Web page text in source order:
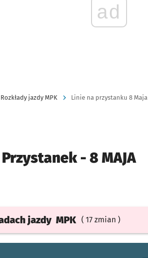
ad
Rozkłady jazdy MPK Linie na przystanku 8 Maja
Przystanek -8 MAJA
jazdy MPK ( 17 zmian )